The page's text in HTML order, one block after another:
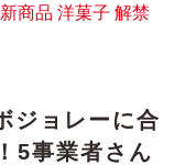
新商品 洋菓子 解禁
ジョレーに合
5事業者さん